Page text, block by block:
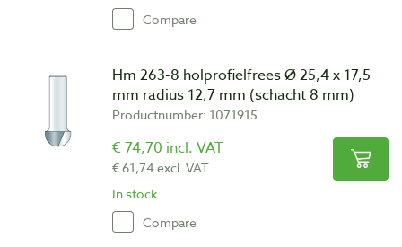
Compare
Hm 263-8 holprofielfrees Ø 25,4 x 17,5
mm radius 12,7 mm (schacht 8 mm)
Productnumber: 1071915
€ 74,70 incl. VAT
€ 61,74 excl. VAT
In stock
Compare